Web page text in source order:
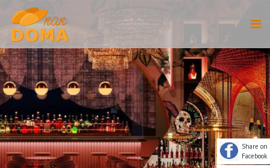
Share on
Facebook